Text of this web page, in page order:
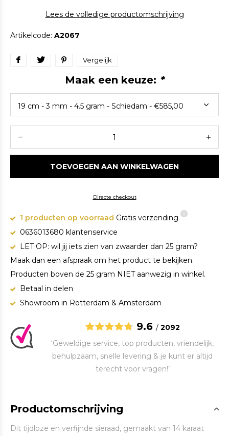
Lees de volledige productomschrijving
Artikelcode: A2067
Vergelijk
Maak een keuze: *
TOEVOEGEN AAN WINKELWAGEN
Directe checkout
1 producten op voorraad Gratis verzending
0636013680 klantenservice
LET OP: wil jij iets zien van zwaarder dan 25 gram?
Maak dan een afspraak om het product te bekijken.
Producten boven de 25 gram NIET aanwezig in winkel.
Betaal in delen
Showroom in Rotterdam & Amsterdam
9.6 / 2092
‘Geweldige service, top producten, vriendelijk,
behulpzaam, snelle levering & je kunt er altijd
terecht voor vragen!’
Productomschrijving
Dit tijdloze en verfijnde sieraad, gemaakt van 14 karaat